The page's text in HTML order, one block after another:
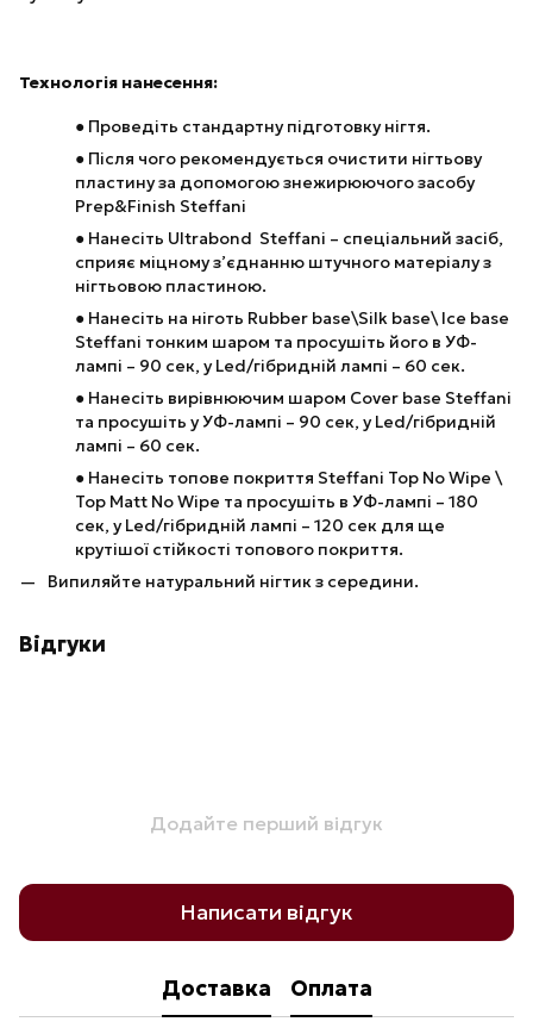
Технологія нанесення:
● Проведіть стандартну підготовку нігтя.
● Після чого рекомендується очистити нігтьову
пластину за допомогою знежирюючого засобу
Prep&Finish Steffani
● Нанесіть Ultrabond Steffani – спеціальний засіб,
сприяє міцному з’єднанню штучного матеріалу з
нігтьовою пластиною.
● Нанесіть на ніготь Rubber base\Silk base\ Ice base
Steffani тонким шаром та просушіть його в УФ-
лампі – 90 сек, у Led/гібридній лампі – 60 сек.
● Нанесіть вирівнюючим шаром Cover base Steffani
та просушіть у УФ-лампі – 90 сек, у Led/гібридній
лампі – 60 сек.
● Нанесіть топове покриття Steffani Top No Wipe \
Top Matt No Wipe та просушіть в УФ-лампі – 180
сек, у Led/гібридній лампі – 120 сек для ще
крутішої стійкості топового покриття.
Випиляйте натуральний нігтик з середини.
Відгуки
Додайте перший відгук
Написати відгук
Доставка Оплата